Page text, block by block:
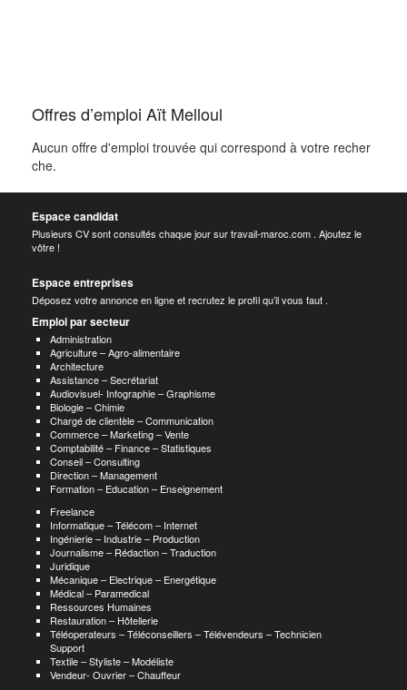
Offres d’emploi Aït Melloul
Aucun offre d'emploi trouvée qui correspond à votre recher
che.
Espace candidat
Plusieurs CV sont consultés chaque jour sur travail-maroc.com . Ajoutez le
vôtre !
Espace entreprises
Déposez votre annonce en ligne et recrutez le profil qu’il vous faut .
Emploi par secteur
Administration
Agriculture – Agro-alimentaire
Architecture
Assistance – Secrétariat
Audiovisuel- Infographie – Graphisme
Biologie – Chimie
Chargé de clientèle – Communication
Commerce – Marketing – Vente
Comptabilité – Finance – Statistiques
Conseil – Consulting
Direction – Management
Formation – Education – Enseignement
Freelance
Informatique – Télécom – Internet
Ingénierie – Industrie – Production
Journalisme – Rédaction – Traduction
Juridique
Mécanique – Electrique – Energétique
Médical – Paramedical
Ressources Humaines
Restauration – Hôtellerie
Téléoperateurs – Téléconseillers – Télévendeurs – Technicien
Support
Textile – Styliste – Modéliste
Vendeur- Ouvrier – Chauffeur